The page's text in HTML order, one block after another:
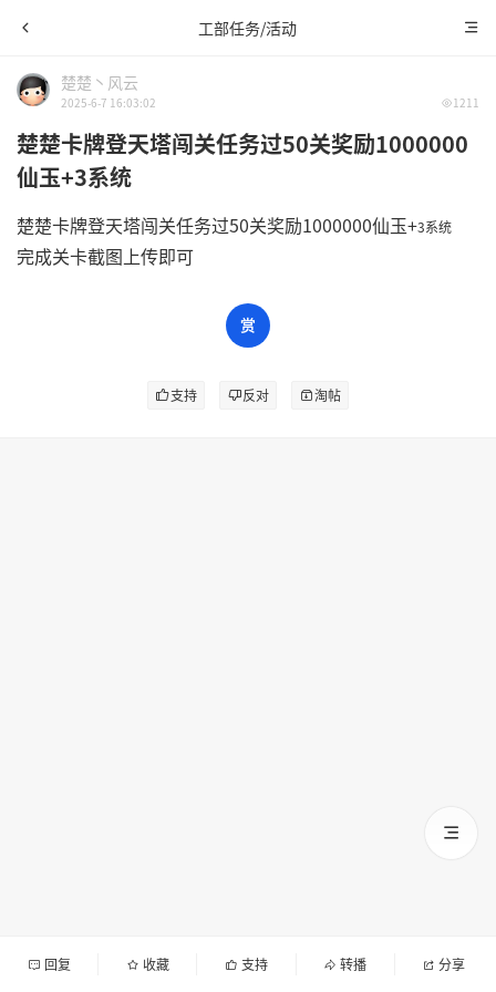
工部任务/活动
楚楚丶风云
2025-6-7 16:03:02 1211
楚楚卡牌登天塔闯关任务过50关奖励1000000
仙玉+3系统
楚楚卡牌登天塔闯关任务过50关奖励1000000仙玉+3系统
完成关卡截图上传即可
支持 反对 淘帖
回复 收藏 支持 转播 分享